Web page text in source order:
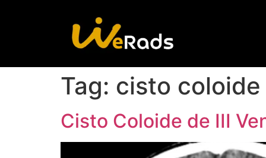
Tag: cisto coloide
Cisto Coloide de III